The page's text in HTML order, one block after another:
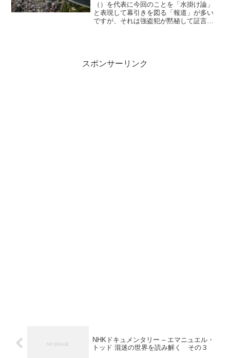
（）を代表に今回のことを「水掛け論」
と表現して幕引きを図る「報道」が多い
ですが、それは強盗犯が黙秘して証言を
スポンサーリンク
NHKドキュメンタリー – エマニュエル・
トッド 混迷の世界を読み解く その３